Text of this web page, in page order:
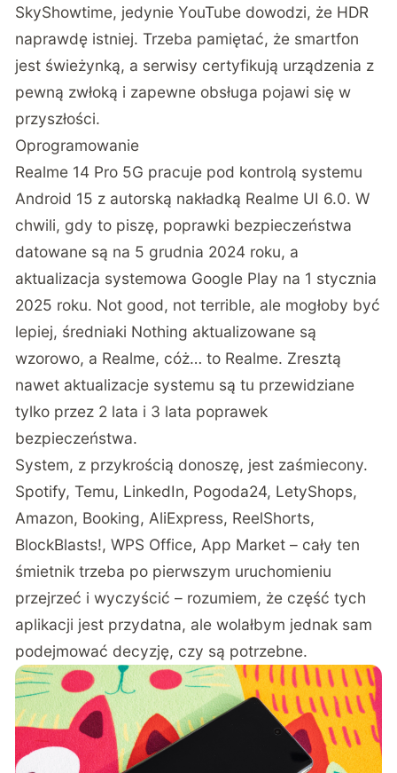
SkyShowtime, jedynie YouTube dowodzi, że HDR
naprawdę istniej. Trzeba pamiętać, że smartfon
jest świeżynką, a serwisy certyfikują urządzenia z
pewną zwłoką i zapewne obsługa pojawi się w
przyszłości.
Oprogramowanie
Realme 14 Pro 5G pracuje pod kontrolą systemu
Android 15 z autorską nakładką Realme UI 6.0. W
chwili, gdy to piszę, poprawki bezpieczeństwa
datowane są na 5 grudnia 2024 roku, a
aktualizacja systemowa Google Play na 1 stycznia
2025 roku. Not good, not terrible, ale mogłoby być
lepiej, średniaki Nothing aktualizowane są
wzorowo, a Realme, cóż… to Realme. Zresztą
nawet aktualizacje systemu są tu przewidziane
tylko przez 2 lata i 3 lata poprawek
bezpieczeństwa.
System, z przykrością donoszę, jest zaśmiecony.
Spotify, Temu, LinkedIn, Pogoda24, LetyShops,
Amazon, Booking, AliExpress, ReelShorts,
BlockBlasts!, WPS Office, App Market – cały ten
śmietnik trzeba po pierwszym uruchomieniu
przejrzeć i wyczyścić – rozumiem, że część tych
aplikacji jest przydatna, ale wolałbym jednak sam
podejmować decyzję, czy są potrzebne.